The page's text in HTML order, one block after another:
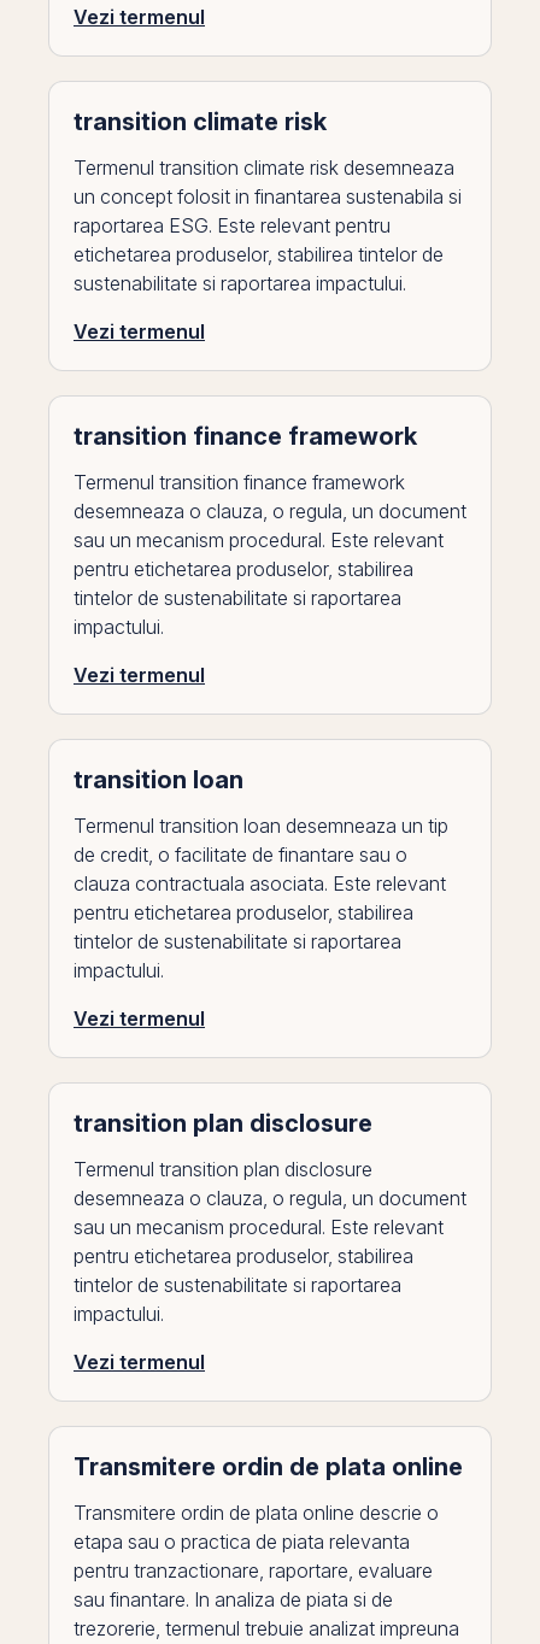
Vezi termenul
transition climate risk
Termenul transition climate risk desemneaza
un concept folosit in finantarea sustenabila si
raportarea ESG. Este relevant pentru
etichetarea produselor, stabilirea tintelor de
sustenabilitate si raportarea impactului.
Vezi termenul
transition finance framework
Termenul transition finance framework
desemneaza o clauza, o regula, un document
sau un mecanism procedural. Este relevant
pentru etichetarea produselor, stabilirea
tintelor de sustenabilitate si raportarea
impactului.
Vezi termenul
transition loan
Termenul transition loan desemneaza un tip
de credit, o facilitate de finantare sau o
clauza contractuala asociata. Este relevant
pentru etichetarea produselor, stabilirea
tintelor de sustenabilitate si raportarea
impactului.
Vezi termenul
transition plan disclosure
Termenul transition plan disclosure
desemneaza o clauza, o regula, un document
sau un mecanism procedural. Este relevant
pentru etichetarea produselor, stabilirea
tintelor de sustenabilitate si raportarea
impactului.
Vezi termenul
Transmitere ordin de plata online
Transmitere ordin de plata online descrie o
etapa sau o practica de piata relevanta
pentru tranzactionare, raportare, evaluare
sau finantare. In analiza de piata si de
trezorerie, termenul trebuie analizat impreuna